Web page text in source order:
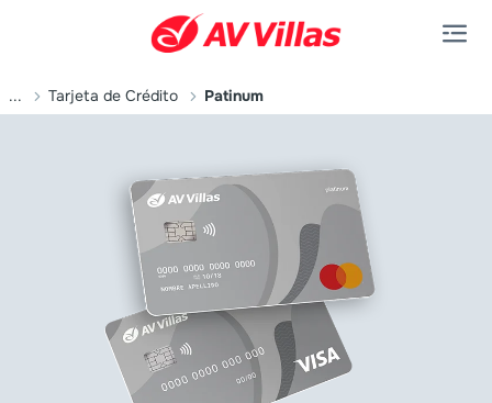
Saltar al contenido principal
... Tarjeta de Crédito Patinum